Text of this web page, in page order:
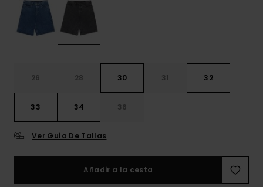
26 28 30 31 32
33 34 36
Ver Guía De Tallas
Añadir a la cesta